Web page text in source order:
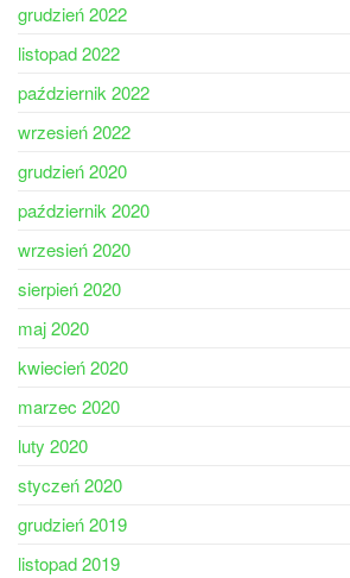
grudzień 2022
listopad 2022
październik 2022
wrzesień 2022
grudzień 2020
październik 2020
wrzesień 2020
sierpień 2020
maj 2020
kwiecień 2020
marzec 2020
luty 2020
styczeń 2020
grudzień 2019
listopad 2019